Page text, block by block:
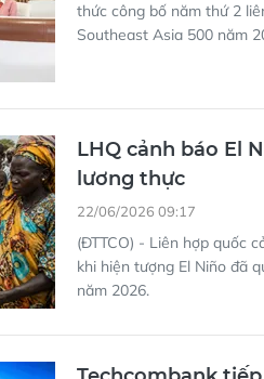
thức công bố năm thứ 2
Southeast Asia 500 năm
LHQ cảnh báo El
lương thực
22/06/2026 09:17
(ĐTTCO) - Liên hợp quốc
khi hiện tượng El Niño đã
năm 2026.